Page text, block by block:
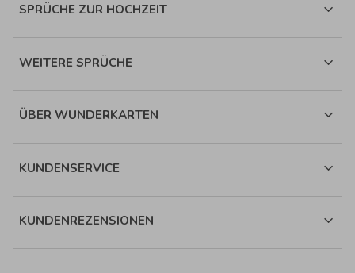
SPRÜCHE ZUR HOCHZEIT
WEITERE SPRÜCHE
ÜBER WUNDERKARTEN
KUNDENSERVICE
KUNDENREZENSIONEN